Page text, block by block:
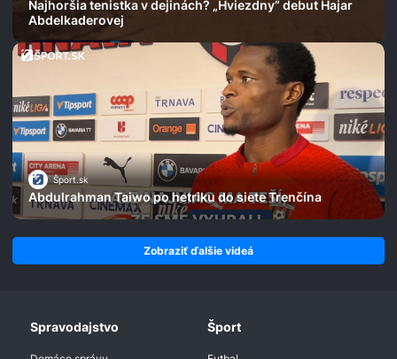
Najhoršia tenistka v dejinách? „Hviezdny” debut Hajar
Abdelkaderovej
Šport.sk
Abdulrahman Taiwo po hetriku do siete Trenčína
Zobraziť ďalšie videá
Spravodajstvo Šport